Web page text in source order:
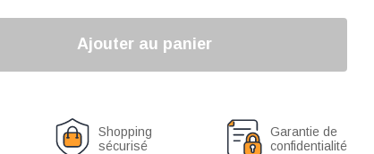
Ajouter au panier
Shopping
sécurisé
Garantie de
confidentialité